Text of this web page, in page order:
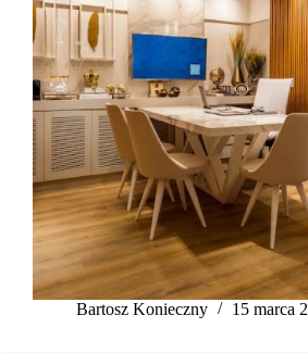
Bartosz Konieczny 15 marca